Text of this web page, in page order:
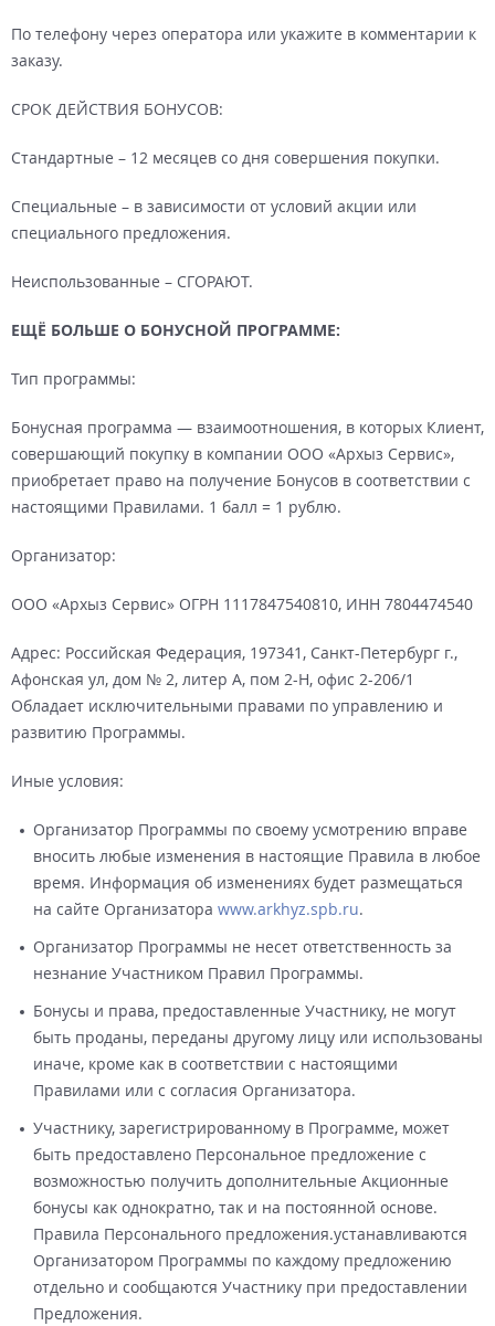
По телефону через оператора или укажите в комментарии к
заказу.
СРОК ДЕЙСТВИЯ БОНУСОВ:
Cтандартные – 12 месяцев со дня совершения покупки.
Специальные – в зависимости от условий акции или
специального предложения.
Неиспользованные – СГОРАЮТ.
ЕЩЁ БОЛЬШЕ О БОНУСНОЙ ПРОГРАММЕ:
Тип программы:
Бонусная программа — взаимоотношения, в которых Клиент,
совершающий покупку в компании ООО «Архыз Сервис»,
приобретает право на получение Бонусов в соответствии с
настоящими Правилами. 1 балл = 1 рублю.
Организатор:
ООО «Архыз Сервис» ОГРН 1117847540810, ИНН 7804474540
Адрес: Российская Федерация, 197341, Санкт-Петербург г.,
Афонская ул, дом № 2, литер А, пом 2-Н, офис 2-206/1
Обладает исключительными правами по управлению и
развитию Программы.
Иные условия:
Организатор Программы по своему усмотрению вправе
вносить любые изменения в настоящие Правила в любое
время. Информация об изменениях будет размещаться
на сайте Организатора www.arkhyz.spb.ru.
Организатор Программы не несет ответственность за
незнание Участником Правил Программы.
Бонусы и права, предоставленные Участнику, не могут
быть проданы, переданы другому лицу или использованы
иначе, кроме как в соответствии с настоящими
Правилами или с согласия Организатора.
Участнику, зарегистрированному в Программе, может
быть предоставлено Персональное предложение с
возможностью получить дополнительные Акционные
бонусы как однократно, так и на постоянной основе.
Правила Персонального предложения.устанавливаются
Организатором Программы по каждому предложению
отдельно и сообщаются Участнику при предоставлении
Предложения.